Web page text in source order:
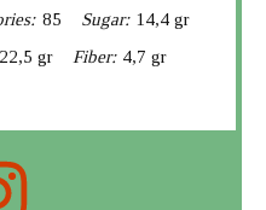
85 Sugar: 14,4 gr
22,5 gr Fiber: 4,7 gr